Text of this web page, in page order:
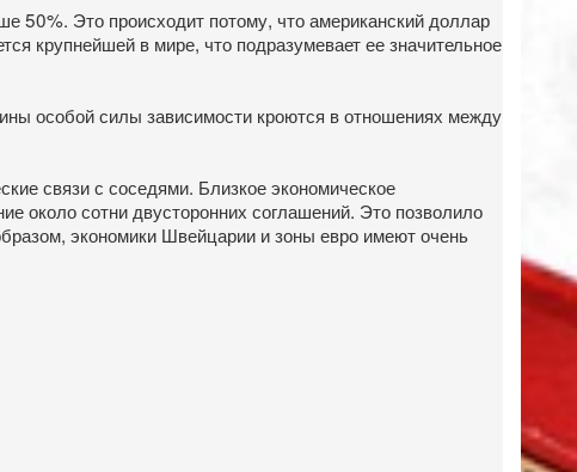
50%. Это происходит потому, что американский доллар
крупнейшей в мире, что подразумевает ее значительное
особой силы зависимости кроются в отношениях между
связи с соседями. Близкое экономическое
около сотни двусторонних соглашений. Это позволило
экономики Швейцарии и зоны евро имеют очень